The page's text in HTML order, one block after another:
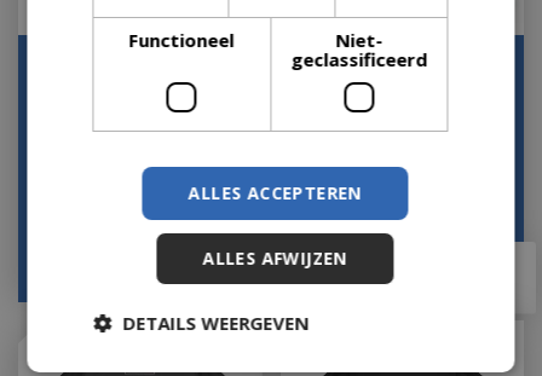
Beschermhoes voor
Original Kettle en
Master-T…
Napoleon BBQ Hoes
voor Freestyle 365/465
Beschermhoes Afdek…
€79,95
Functioneel
Niet-
geclassificeerd
ALLES ACCEPTEREN
ALLES AFWIJZEN
DETAILS WEERGEVEN